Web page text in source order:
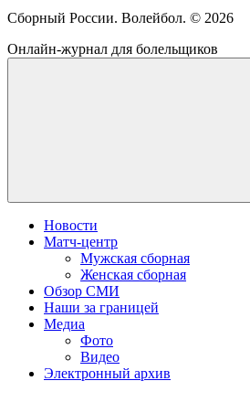
Сборный России. Волейбол. © 2026
Онлайн-журнал для болельщиков
Новости
Матч-центр
Мужская сборная
Женская сборная
Обзор СМИ
Наши за границей
Медиа
Фото
Видео
Электронный архив